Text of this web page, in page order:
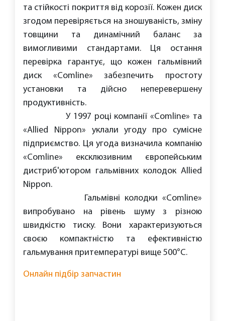
та стійкості покриття від корозії. Кожен диск
згодом перевіряється на зношуваність, зміну
товщини та динамічний баланс за
вимогливими стандартами. Ця остання
перевірка гарантує, що кожен гальмівний
диск «Comline» забезпечить простоту
установки та дійсно неперевершену
продуктивність.
У 1997 році компанії «Comline» та
«Allied Nippon» уклали угоду про сумісне
підприємство. Ця угода визначила компанію
«Comline» ексклюзивним європейським
дистриб'ютором гальмівних колодок Allied
Nippon.
Гальмівні колодки «Сomline»
випробувано на рівень шуму з різною
швидкістю тиску. Вони характеризуються
своєю компактністю та ефективністю
гальмування притемпературі вище 500°C.
Онлайн підбір запчастин